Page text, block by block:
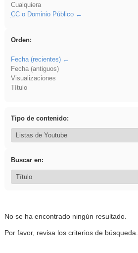
Cualquiera
CCo Dominio Público
Orden:
Fecha (recientes)
Fecha (antiguos)
Visualizaciones
Título
Tipo de contenido:
Buscar en:
No se ha encontrado ningún resultado.
Por favor, revisa los criterios de búsqueda.